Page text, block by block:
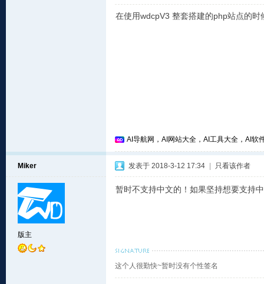
在使用wdcpV3 整套搭建的php站点的
AI导航网，AI网站大全，AI工具大全，AI软
Miker
版主
发表于 2018-3-12 17:34 只看该作者
暂时不支持中文的！如果坚持想要支持
这个人很勤快~暂时没有个性签名